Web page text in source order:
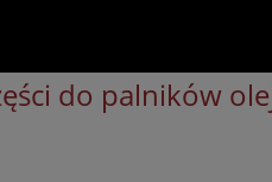
do palników